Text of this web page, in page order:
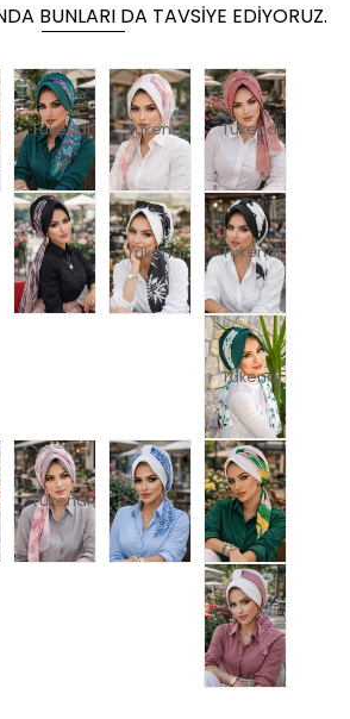
BUNLARI DA TAVSIYE EDIYORUZ.
Tükendi Tükendi Tükendi
Tükendi Tükendi
Tükendi
Tükendi